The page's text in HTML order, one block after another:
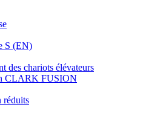
S (EN)
des chariots élévateurs
CLARK FUSION
réduits